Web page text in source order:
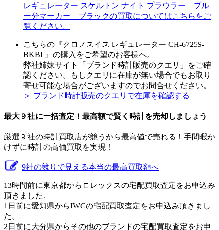
レギュレーター スケルトン ナイト プラウラー ブル
ー分マーカー ブラックの買取についてはこちらをご
覧ください。
こちらの『クロノスイス レギュレーター CH-6725S-
BKBL』の購入をご希望のお客様へ。
弊社姉妹サイト「ブランド時計販売のクエリ」をご確
認ください。もしクエリに在庫が無い場合でもお取り
寄せ可能な場合がございますのでお問合せください。
＞ ブランド時計販売のクエリで在庫を確認する
最大９社に一括査定！ 最高額で賢く時計を売却しましょう
厳選９社の時計買取店が競うから最高値で売れる！手間暇か
けずに時計の高価買取を実現！
9社の競りで見える本当の最高買取額へ
13時間前に東京都からロレックスの宅配買取査定をお申込み
頂きました。
1日前に愛知県からIWCの宅配買取査定をお申込み頂きまし
た。
2日前に大分県からその他のブランドの宅配買取査定をお申